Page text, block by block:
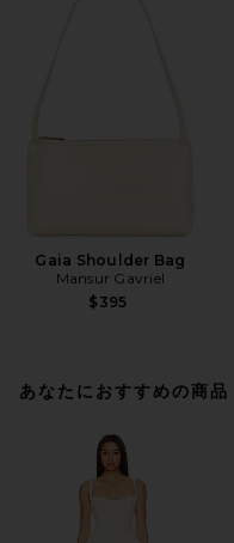
Gaia Shoulder Bag
Mansur Gavriel
$395
あなたにおすすめの商品